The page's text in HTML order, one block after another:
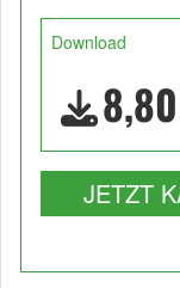
Download
JETZT